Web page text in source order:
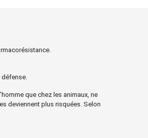
que chez les animaux, ne
deviennent plus risquées. Selon